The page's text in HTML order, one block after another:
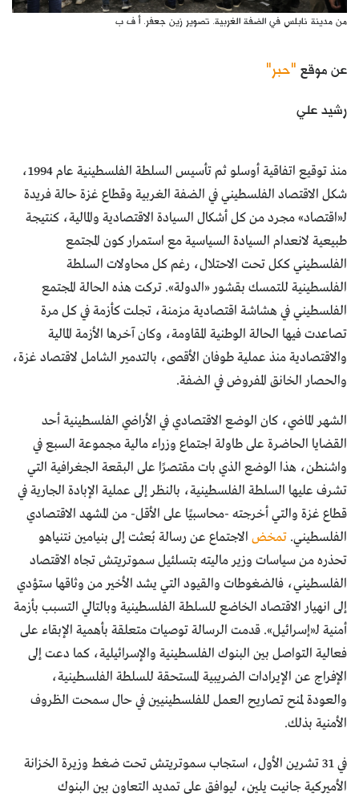
من مدينة نابلس في الضفة الغربية. تصوير زين جعفر. أ ف ب
عن موقع "حبر"
رشيد علي
منذ توقيع اتفاقية أوسلو ثم تأسيس السلطة الفلسطينية عام 1994،
شكل الاقتصاد الفلسطيني في الضفة الغربية وقطاع غزة حالة فريدة
لـ«اقتصاد» مجرد من كل أشكال السيادة الاقتصادية والمالية، كنتيجة
طبيعية لانعدام السيادة السياسية مع استمرار كون المجتمع
الفلسطيني ككل تحت الاحتلال، رغم كل محاولات السلطة
الفلسطينية للتمسك بقشور «الدولة». تركت هذه الحالة المجتمع
الفلسطيني في هشاشة اقتصادية مزمنة، تجلت كأزمة في كل مرة
تصاعدت فيها الحالة الوطنية المقاومة، وكان آخرها الأزمة المالية
والاقتصادية منذ عملية طوفان الأقصى، بالتدمير الشامل لاقتصاد غزة،
والحصار الخانق المفروض في الضفة.
الشهر الماضي، كان الوضع الاقتصادي في الأراضي الفلسطينية أحد
القضايا الحاضرة على طاولة اجتماع وزراء مالية مجموعة السبع في
واشنطن، هذا الوضع الذي بات مقتصرًا على البقعة الجغرافية التي
تشرف عليها السلطة الفلسطينية، بالنظر إلى عملية الإبادة الجارية في
قطاع غزة والتي أخرجته -محاسبيًا على الأقل- من المشهد الاقتصادي
الفلسطيني. تمخض الاجتماع عن رسالة بُعثت إلى بنيامين نتنياهو
تحذره من سياسات وزير ماليته بتسلئيل سموتريتش تجاه الاقتصاد
الفلسطيني، فالضغوطات والقيود التي يشد الأخير من وثاقها ستؤدي
إلى انهيار الاقتصاد الخاضع للسلطة الفلسطينية وبالتالي التسبب بأزمة
أمنية لـ«إسرائيل». قدمت الرسالة توصيات متعلقة بأهمية الإبقاء على
فعالية التواصل بين البنوك الفلسطينية والإسرائيلية، كما دعت إلى
الإفراج عن الإيرادات الضريبية المستحقة للسلطة الفلسطينية،
والعودة لمنح تصاريح العمل للفلسطينيين في حال سمحت الظروف
الأمنية بذلك.
في 31 تشرين الأول، استجاب سموتريتش تحت ضغط وزيرة الخزانة
الأميركية جانيت يلين، ليوافق على تمديد التعاون بين البنوك